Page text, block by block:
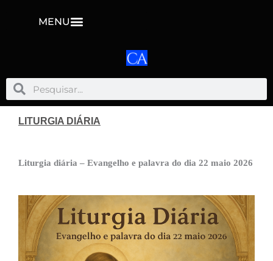
MENU
PesquisarPesquisar
LITURGIA DIÁRIA
Liturgia diária – Evangelho e palavra do dia 22 maio 2026